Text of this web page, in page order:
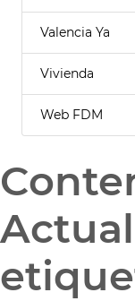
Valencia Ya
Vivienda
Web FDM